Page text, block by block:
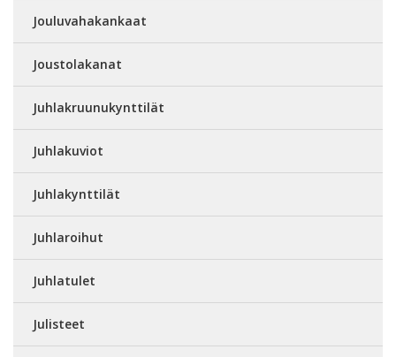
Jouluvahakankaat
Joustolakanat
Juhlakruunukynttilät
Juhlakuviot
Juhlakynttilät
Juhlaroihut
Juhlatulet
Julisteet